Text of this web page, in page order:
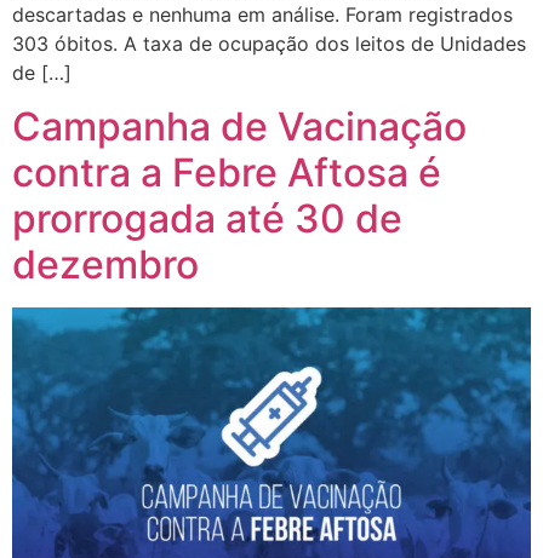
descartadas e nenhuma em análise. Foram registrados
303 óbitos. A taxa de ocupação dos leitos de Unidades
de […]
Campanha de Vacinação
contra a Febre Aftosa é
prorrogada até 30 de
dezembro